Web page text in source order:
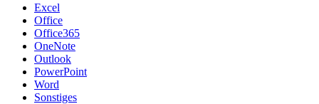
Excel
Office
Office365
OneNote
Outlook
PowerPoint
Word
Sonstiges